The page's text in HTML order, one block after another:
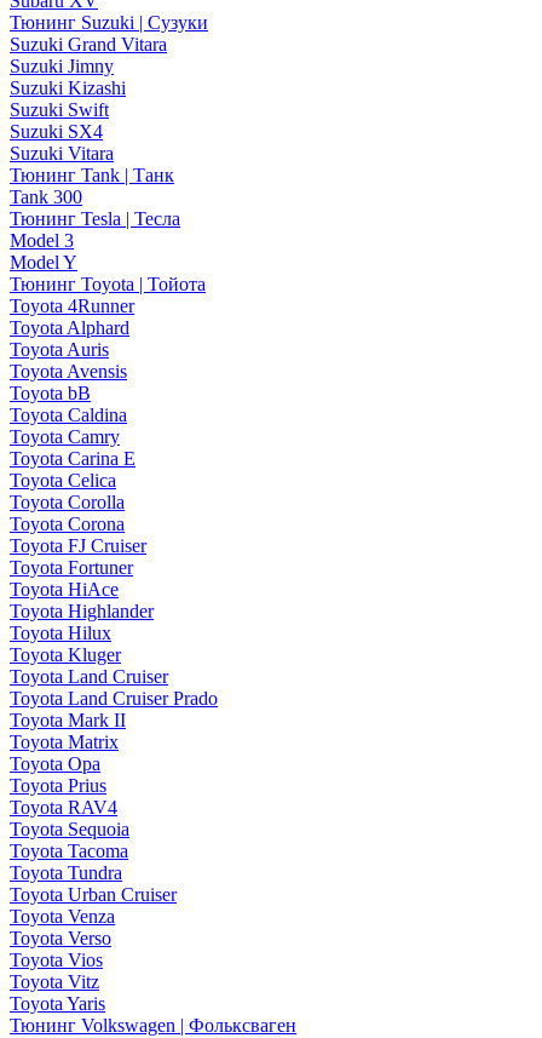
Тюнинг Suzuki | Сузуки
Suzuki Grand Vitara
Suzuki Jimny
Suzuki Kizashi
Suzuki Swift
Suzuki SX4
Suzuki Vitara
Тюнинг Tank | Танк
Tank 300
Тюнинг Tesla | Тесла
Model 3
Model Y
Тюнинг Toyota | Тойота
Toyota 4Runner
Toyota Alphard
Toyota Auris
Toyota Avensis
Toyota bB
Toyota Caldina
Toyota Camry
Toyota Carina E
Toyota Celica
Toyota Corolla
Toyota Corona
Toyota FJ Cruiser
Toyota Fortuner
Toyota HiAce
Toyota Highlander
Toyota Hilux
Toyota Kluger
Toyota Land Cruiser
Toyota Land Cruiser Prado
Toyota Mark II
Toyota Matrix
Toyota Opa
Toyota Prius
Toyota RAV4
Toyota Sequoia
Toyota Tacoma
Toyota Tundra
Toyota Urban Cruiser
Toyota Venza
Toyota Verso
Toyota Vios
Toyota Vitz
Toyota Yaris
Тюнинг Volkswagen | Фольксваген